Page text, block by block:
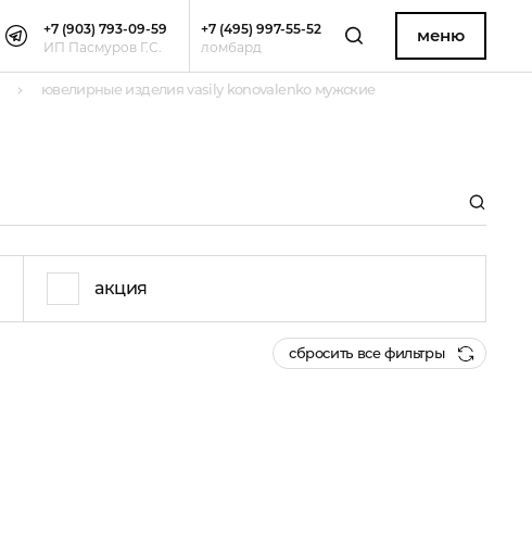
+7 (903) 793-09-59
ИП Пасмуров Г.С.
+7 (495) 997-55-52
ломбард
меню
ювелирные изделия vasily konovalenko мужские
акция
сбросить все фильтры